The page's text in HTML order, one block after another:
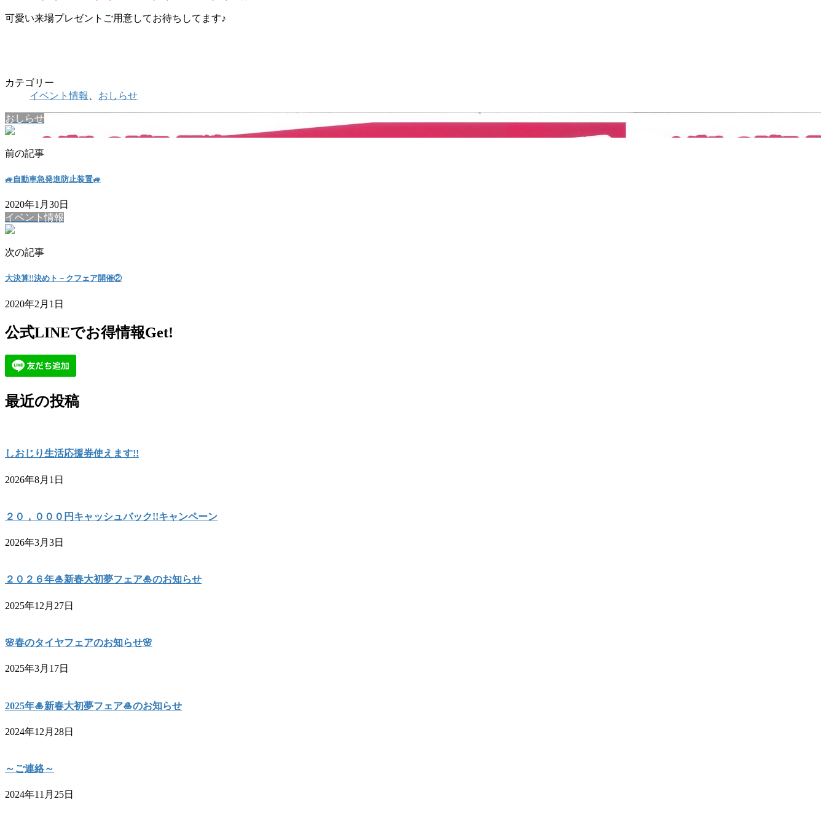
可愛い来場プレゼントご用意してお待ちしてます♪
カテゴリー
イベント情報
おしらせ
おしらせ
前の記事
🚙自動車急発進防止装置🚙
2020年1月30日
イベント情報
次の記事
大決算!!決めト－クフェア開催②
2020年2月1日
公式LINEでお得情報Get!
最近の投稿
しおじり生活応援券使えます!!
2026年8月1日
２０，０００円キャッシュバック!!キャンペーン
2026年3月3日
２０２６年🎍新春大初夢フェア🎍のお知らせ
2025年12月27日
🌸春のタイヤフェアのお知らせ🌸
2025年3月17日
2025年🎍新春大初夢フェア🎍のお知らせ
2024年12月28日
～ご連絡～
2024年11月25日